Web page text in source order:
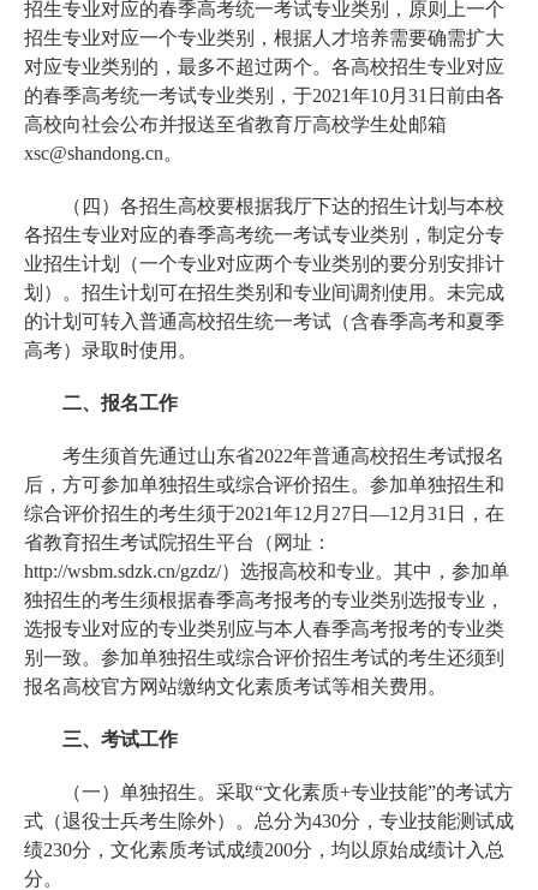
招生专业对应的春季高考统一考试专业类别，原则上一个
招生专业对应一个专业类别，根据人才培养需要确需扩大
对应专业类别的，最多不超过两个。各高校招生专业对应
的春季高考统一考试专业类别，于2021年10月31日前由各
高校向社会公布并报送至省教育厅高校学生处邮箱
xsc@shandong.cn。
（四）各招生高校要根据我厅下达的招生计划与本校
各招生专业对应的春季高考统一考试专业类别，制定分专
业招生计划（一个专业对应两个专业类别的要分别安排计
划）。招生计划可在招生类别和专业间调剂使用。未完成
的计划可转入普通高校招生统一考试（含春季高考和夏季
高考）录取时使用。
二、报名工作
考生须首先通过山东省2022年普通高校招生考试报名
后，方可参加单独招生或综合评价招生。参加单独招生和
综合评价招生的考生须于2021年12月27日—12月31日，在
省教育招生考试院招生平台（网址：
http://wsbm.sdzk.cn/gzdz/）选报高校和专业。其中，参加单
独招生的考生须根据春季高考报考的专业类别选报专业，
选报专业对应的专业类别应与本人春季高考报考的专业类
别一致。参加单独招生或综合评价招生考试的考生还须到
报名高校官方网站缴纳文化素质考试等相关费用。
三、考试工作
（一）单独招生。采取“文化素质+专业技能”的考试方
式（退役士兵考生除外）。总分为430分，专业技能测试成
绩230分，文化素质考试成绩200分，均以原始成绩计入总
分。